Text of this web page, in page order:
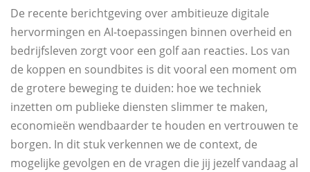
De recente berichtgeving over ambitieuze digitale
hervormingen en AI-toepassingen binnen overheid en
bedrijfsleven zorgt voor een golf aan reacties. Los van
de koppen en soundbites is dit vooral een moment om
de grotere beweging te duiden: hoe we techniek
inzetten om publieke diensten slimmer te maken,
economieën wendbaarder te houden en vertrouwen te
borgen. In dit stuk verkennen we de context, de
mogelijke gevolgen en de vragen die jij jezelf vandaag al